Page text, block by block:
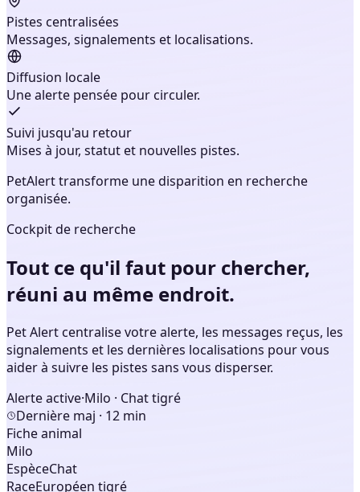
Pistes centralisées
Messages, signalements et localisations.
Diffusion locale
Une alerte pensée pour circuler.
Suivi jusqu'au retour
Mises à jour, statut et nouvelles pistes.
PetAlert transforme une disparition en recherche
organisée.
Cockpit de recherche
Tout ce qu'il faut pour chercher,
réuni au même endroit.
Pet Alert centralise votre alerte, les messages reçus, les
signalements et les dernières localisations pour vous
aider à suivre les pistes sans vous disperser.
Alerte active·Milo · Chat tigré
Dernière maj · 12 min
Fiche animal
Milo
EspèceChat
RaceEuropéen tigré